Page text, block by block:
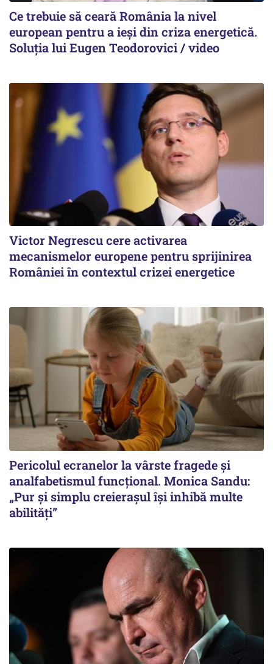
Ce trebuie să ceară România la nivel
european pentru a ieși din criza energetică.
Soluția lui Eugen Teodorovici / video
Victor Negrescu cere activarea
mecanismelor europene pentru sprijinirea
României în contextul crizei energetice
Pericolul ecranelor la vârste fragede și
analfabetismul funcțional. Monica Sandu:
„Pur și simplu creierașul își inhibă multe
abilități”